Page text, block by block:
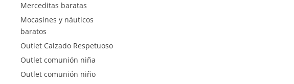
Merceditas baratas
Mocasines y náuticos
baratos
Outlet Calzado Respetuoso
Outlet comunión niña
Outlet comunión niño